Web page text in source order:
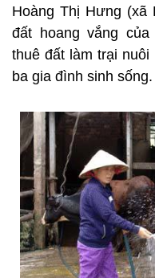
Hoàng Thị Hưng (xã
đất hoang vắng
thuê đất làm trại
ba gia đình sinh sống.